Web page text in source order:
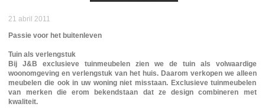
21 abril 2011
Passie voor het buitenleven
Tuin als verlengstuk
Bij J&B exclusieve tuinmeubelen zien we de tuin als volwaardige
woonomgeving en verlengstuk van het huis. Daarom verkopen we alleen
meubelen die ook in uw woning niet misstaan. Exclusieve tuinmeubelen
van merken die erom bekendstaan dat ze design combineren met
kwaliteit.